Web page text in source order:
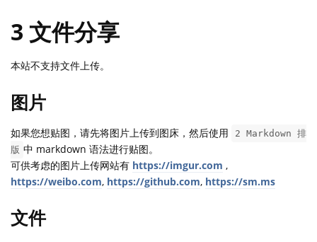
3 文件分享
本站不支持文件上传。
图片
如果您想贴图，请先将图片上传到图床，然后使用
2 Markdown 排
版 中 markdown 语法进行贴图。
可供考虑的图片上传网站有 https://imgur.com ,
https://weibo.com, https://github.com, https://sm.ms
文件